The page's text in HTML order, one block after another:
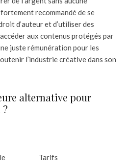
recommandé de se
d’auteur et d’utiliser des
aux contenus protégés par
juste rémunération pour les
l’industrie créative dans son
alternative pour
Tarifs